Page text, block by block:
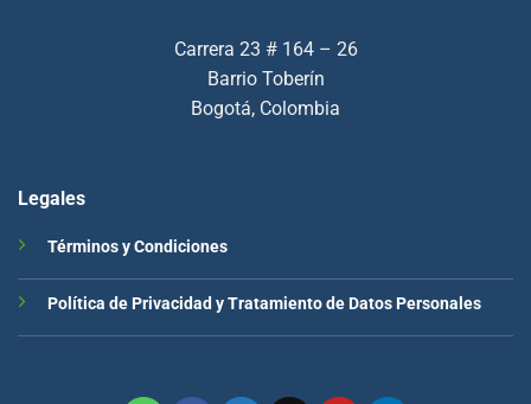
Carrera 23 # 164 – 26
Barrio Toberín
Bogotá, Colombia
Legales
Términos y Condiciones
Política de Privacidad y Tratamiento de Datos Personales